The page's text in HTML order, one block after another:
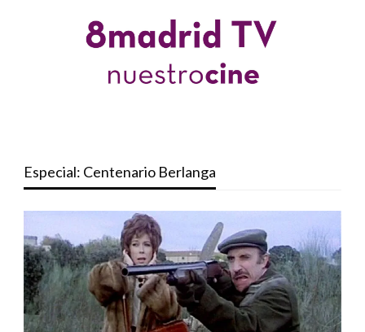
Especial: Centenario Berlanga